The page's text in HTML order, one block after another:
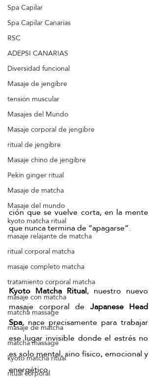
Spa Capilar
Spa Capilar Canarias
RSC
ADEPSI CANARIAS
Diversidad funcional
Masaje de jengibre
tensión muscular
Masajes del Mundo
Masaje corporal de jengibre
ritual de jengibre
Masaje chino de jengibre
Pekín ginger ritual
Masaje de matcha
Masaje del mundo
kyoto matcha ritual
masaje relajante de matcha
ritual corporal matcha
masaje completo matcha
tratamiento corporal matcha
masaje con matcha
matcha massage
masaje de matcha
matcha massage
kyoto matcha ritual
ritual corporal
ción que se vuelve corta, en la mente
que nunca termina de “apagarse”.
Kyoto Matcha Ritual, nuestro nuevo
masaje corporal de Japanese Head
Spa, nace precisamente para trabajar
ese lugar invisible donde el estrés no
es solo mental, sino físico, emocional y
energético.